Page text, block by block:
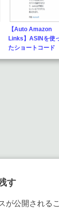
【Auto Amazon
Links】ASINを使
たショートコード
す
が公開される